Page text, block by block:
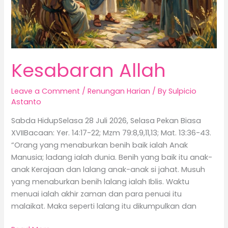
Kesabaran Allah
Leave a Comment /Renungan Harian / BySulpicio
Astanto
Sabda HidupSelasa 28 Juli 2026, Selasa Pekan Biasa
XVIIBacaan: Yer. 14:17-22; Mzm 79:8,9,11,13; Mat. 13:36-43.
“Orang yang menaburkan benih baik ialah Anak
Manusia; ladang ialah dunia. Benih yang baik itu anak-
anak Kerajaan dan lalang anak-anak si jahat. Musuh
yang menaburkan benih lalang ialah Iblis. Waktu
menuai ialah akhir zaman dan para penuai itu
malaikat. Maka seperti lalang itu dikumpulkan dan